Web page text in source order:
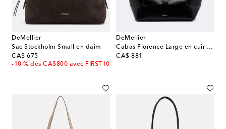
DeMellier
Sac Stockholm Small en daim
CA$ 675
original price
-10 % dès CA$800 avec FIRST10
DeMellier
Cabas Florence Large en cuir natté
CA$ 881
original price